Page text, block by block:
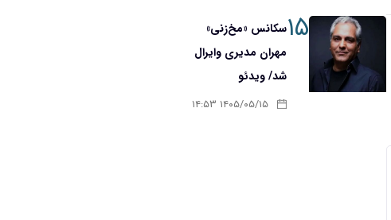
۱۵سکانس «مخ‌زنی»
مهران مدیری وایرال
شد/ ویدئو
۱۴۰۵/۰۵/۱۵ ۱۴:۵۳